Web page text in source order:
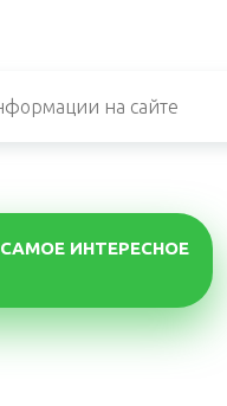
САМОЕ ИНТЕРЕСНОЕ